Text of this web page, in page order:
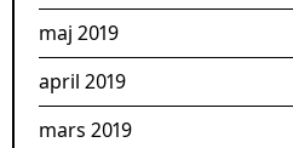
maj 2019
april 2019
mars 2019